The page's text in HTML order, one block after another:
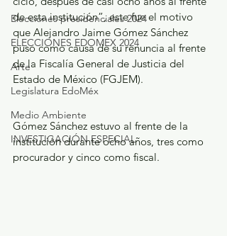
Elecciones presidenciales 2024
ELECCIONES EDOMEX 2024
Arte
Legislatura EdoMéx
Medio Ambiente
INVESTIGACIÓN ESPECIAL
de esta institución”, este fue el motivo
que Alejandro Jaime Gómez Sánchez
puso como causa de su renuncia al frente
de la Fiscalía General de Justicia del
Estado de México (FGJEM).
Gómez Sánchez estuvo al frente de la
institución durante ocho años, tres como
procurador y cinco como fiscal.